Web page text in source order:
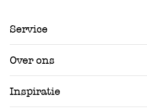
Service
Over ons
Inspiratie